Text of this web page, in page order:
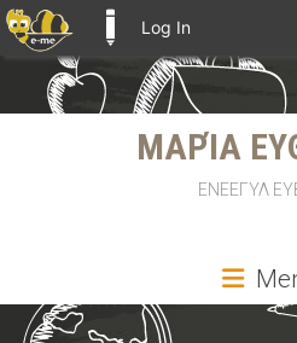
Log In
ΜΑΡΊΑ
ΕΝΕΕΓΥΛ